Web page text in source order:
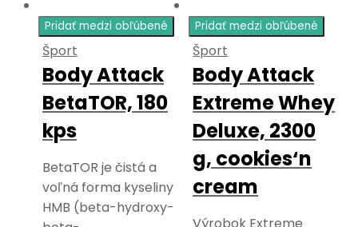
Pridať medzi obľúbené
Šport
Body Attack
BetaTOR, 180
kps
BetaTOR je čistá a
voľná forma kyseliny
HMB (beta-hydroxy-
Pridať medzi obľúbené
Šport
Body Attack
Extreme Whey
Deluxe, 2300
g, cookies‘n
cream
Výrobok Extreme